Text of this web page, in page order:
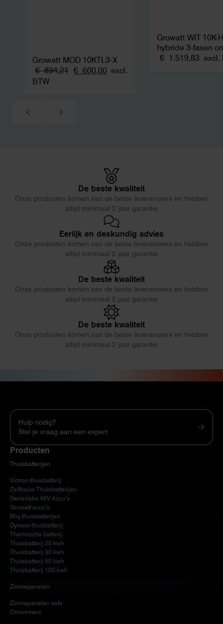
Growatt MOD 10KTL3-X
€894,21 Oorspronkelijke
€ 600,00 Huidige
excl.
BTW
Growatt WIT 10K-
hybride 3-fasen
€ 1.519,83 excl.
De beste kwaliteit
Onze producten komen van de beste leveranciers en hebben
altijd minimaal 2 jaar garantie
Eerlijk en deskundig advies
Onze producten komen van de beste leveranciers en hebben
altijd minimaal 2 jaar garantie
De beste kwaliteit
Onze producten komen van de beste leveranciers en hebben
altijd minimaal 2 jaar garantie
De beste kwaliteit
Onze producten komen van de beste leveranciers en hebben
altijd minimaal 2 jaar garantie
Hulp nodig?
Stel je vraag aan een expert
Producten
Thuisbatterijen
Victron thuisbatterij
Zelfbouw Thuisbatterijen
Generieke 48V Accu’s
Growatt accu’s
Bliq thuisbatterijen
Dyness thuisbatterij
Thermische batterij
Thuisbatterij 20 kwh
Thuisbatterij 30 kwh
Thuisbatterij 50 kwh
Thuisbatterij 100 kwh
Zonnepanelen
Zonnepanelen sets
Omvormers